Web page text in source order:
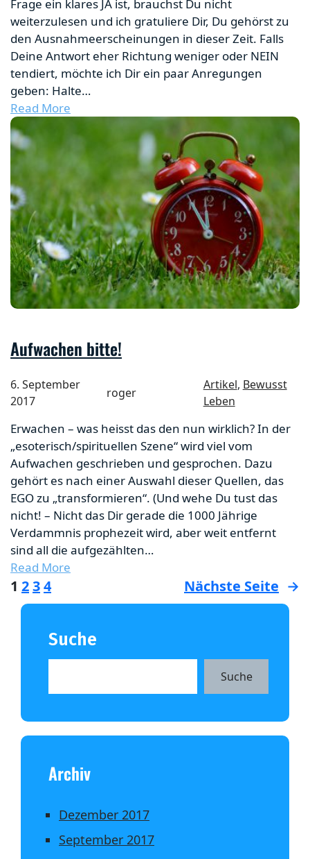
Frage ein klares JA ist, brauchst Du nicht
weiterzulesen und ich gratuliere Dir, Du gehörst zu
den Ausnahmeerscheinungen in dieser Zeit. Falls
Deine Antwort eher Richtung weniger oder NEIN
tendiert, möchte ich Dir ein paar Anregungen
geben: Halte…
Read More
Aufwachen bitte!
6. September
2017
roger
Artikel, Bewusst
Leben
Erwachen – was heisst das den nun wirklich? In der
„esoterisch/spirituellen Szene“ wird viel vom
Aufwachen geschrieben und gesprochen. Dazu
gehört es nach einer Auswahl dieser Quellen, das
EGO zu „transformieren“. (Und wehe Du tust das
nicht! – Nicht das Dir gerade die 1000 Jährige
Verdammnis prophezeit wird, aber weit entfernt
sind all die aufgezählten…
Read More
1 234 Nächste Seite →
Suche
Suche
Archiv
Dezember 2017
September 2017